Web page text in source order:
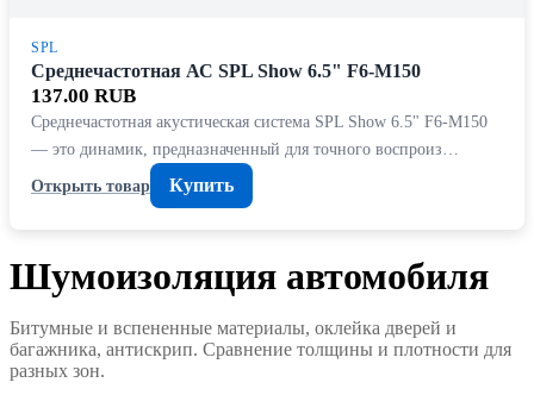
SPL
Среднечастотная АС SPL Show 6.5" F6-M150
137.00 RUB
Среднечастотная акустическая система SPL Show 6.5" F6-M150
— это динамик, предназначенный для точного воспроиз…
Открыть товар
Купить
Шумоизоляция автомобиля
Битумные и вспененные материалы, оклейка дверей и
багажника, антискрип. Сравнение толщины и плотности для
разных зон.